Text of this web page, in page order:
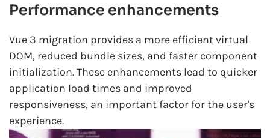
Performance enhancements
Vue 3 migration provides a more efficient virtual
DOM, reduced bundle sizes, and faster component
initialization. These enhancements lead to quicker
application load times and improved
responsiveness, an important factor for the user's
experience.